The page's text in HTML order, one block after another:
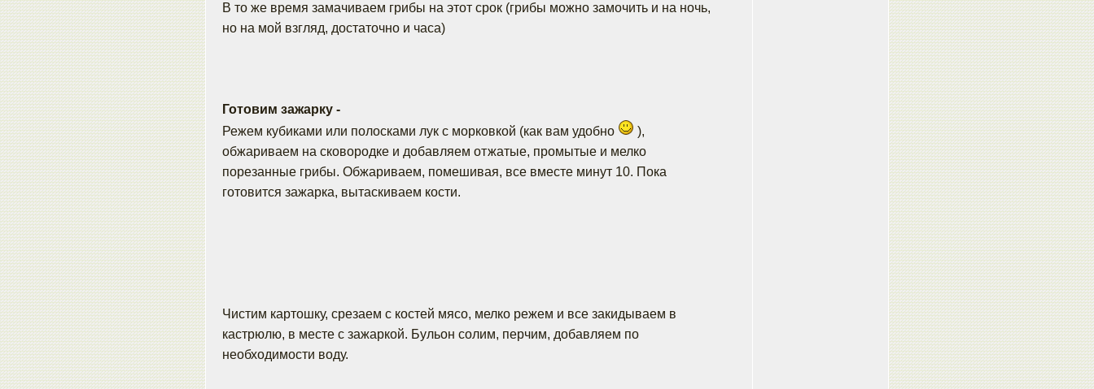
В то же время замачиваем грибы на этот срок (грибы можно замочить и на ночь,
но на мой взгляд, достаточно и часа)
Готовим зажарку -
Режем кубиками или полосками лук с морковкой (как вам удобно
),
обжариваем на сковородке и добавляем отжатые, промытые и мелко
порезанные грибы. Обжариваем, помешивая, все вместе минут 10. Пока
готовится зажарка, вытаскиваем кости.
Чистим картошку, срезаем с костей мясо, мелко режем и все закидываем в
кастрюлю, в месте с зажаркой. Бульон солим, перчим, добавляем по
необходимости воду.